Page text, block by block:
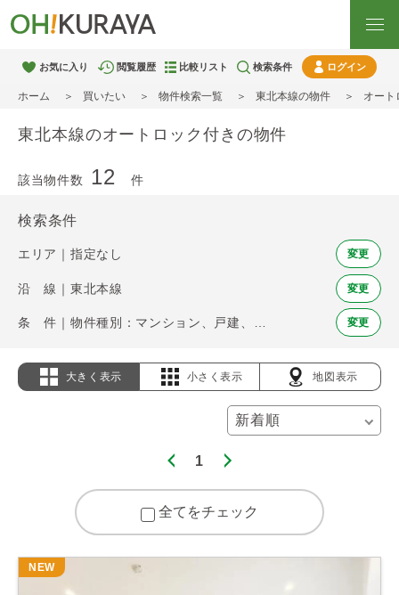
お気に入り 閲覧履歴 比較リスト 検索条件 ログイン
ホーム 買いたい 物件検索一覧 東北本線の物件 オート
東北本線のオートロック付きの物件
該当物件数 12 件
検索条件
エリア｜指定なし 変更
沿 線｜東北本線 変更
変更
大きく表示 小さく表示 地図表示
1
全てをチェック
NEW